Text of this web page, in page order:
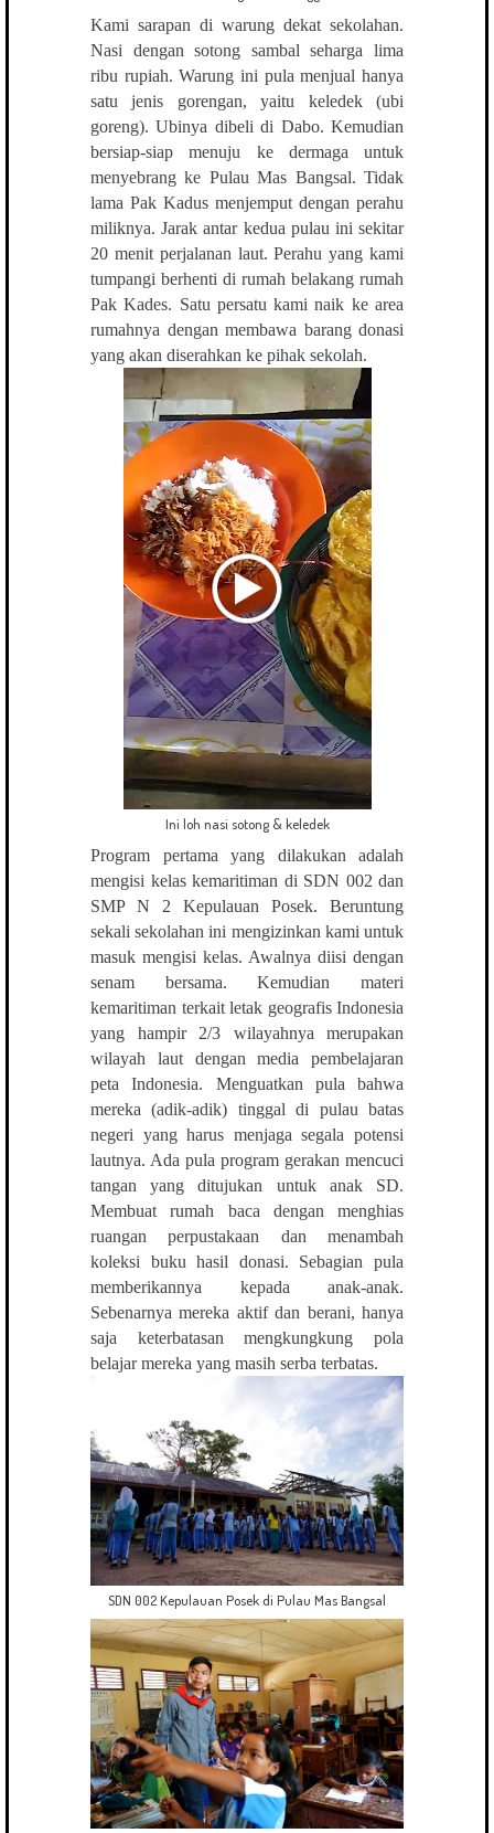
Kami sarapan di warung dekat sekolahan.
Nasi dengan sotong sambal seharga lima
ribu rupiah. Warung ini pula menjual hanya
satu jenis gorengan, yaitu keledek (ubi
goreng). Ubinya dibeli di Dabo. Kemudian
bersiap-siap menuju ke dermaga untuk
menyebrang ke Pulau Mas Bangsal. Tidak
lama Pak Kadus menjemput dengan perahu
miliknya. Jarak antar kedua pulau ini sekitar
20 menit perjalanan laut. Perahu yang kami
tumpangi berhenti di rumah belakang rumah
Pak Kades. Satu persatu kami naik ke area
rumahnya dengan membawa barang donasi
yang akan diserahkan ke pihak sekolah.
Ini loh nasi sotong & keledek
Program pertama yang dilakukan adalah
mengisi kelas kemaritiman di SDN 002 dan
SMP N 2 Kepulauan Posek. Beruntung
sekali sekolahan ini mengizinkan kami untuk
masuk mengisi kelas. Awalnya diisi dengan
senam bersama. Kemudian materi
kemaritiman terkait letak geografis Indonesia
yang hampir 2/3 wilayahnya merupakan
wilayah laut dengan media pembelajaran
peta Indonesia. Menguatkan pula bahwa
mereka (adik-adik) tinggal di pulau batas
negeri yang harus menjaga segala potensi
lautnya. Ada pula program gerakan mencuci
tangan yang ditujukan untuk anak SD.
Membuat rumah baca dengan menghias
ruangan perpustakaan dan menambah
koleksi buku hasil donasi. Sebagian pula
memberikannya kepada anak-anak.
Sebenarnya mereka aktif dan berani, hanya
saja keterbatasan mengkungkung pola
belajar mereka yang masih serba terbatas.
SDN 002 Kepulauan Posek di Pulau Mas Bangsal